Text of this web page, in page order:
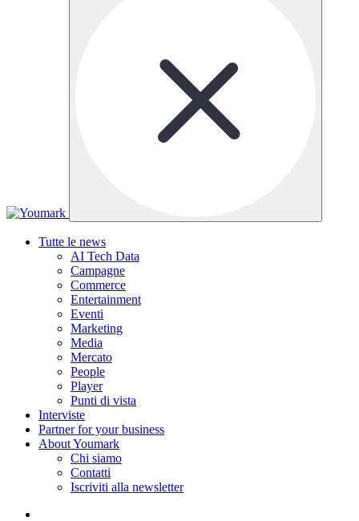
Tutte le news
AI Tech Data
Campagne
Commerce
Entertainment
Eventi
Marketing
Media
Mercato
People
Player
Punti di vista
Interviste
Partner for your business
About Youmark
Chi siamo
Contatti
Iscriviti alla newsletter